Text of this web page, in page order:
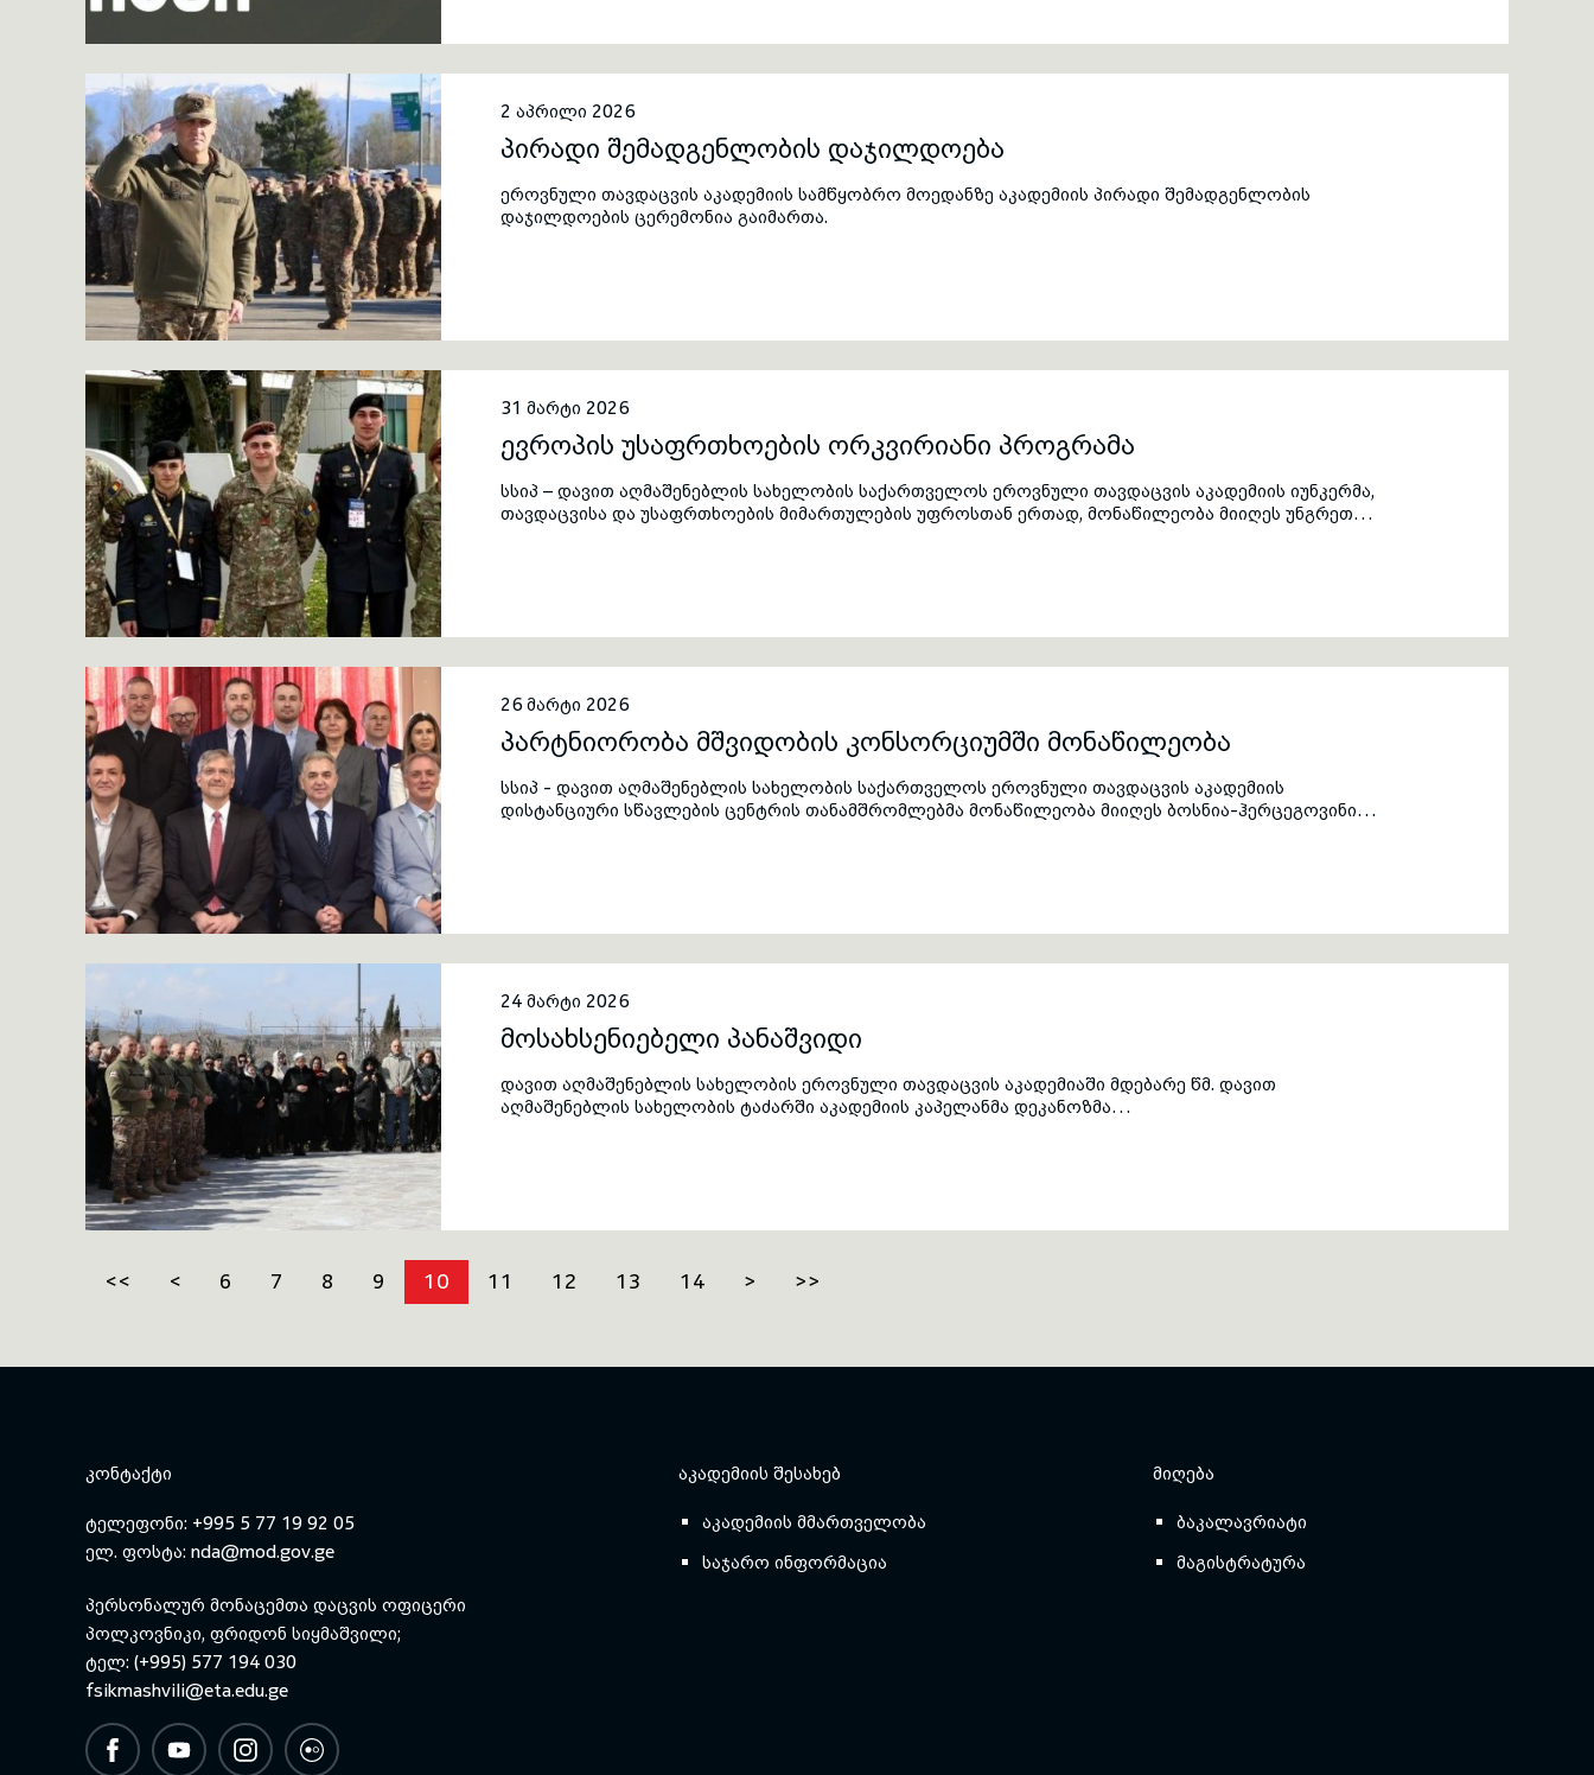
2 აპრილი 2026
პირადი შემადგენლობის დაჯილდოება
ეროვნული თავდაცვის აკადემიის სამწყობრო მოედანზე აკადემიის პირადი შემადგენლობის
დაჯილდოების ცერემონია გაიმართა.
31 მარტი 2026
ევროპის უსაფრთხოების ორკვირიანი პროგრამა
სსიპ – დავით აღმაშენებლის სახელობის საქართველოს ეროვნული თავდაცვის აკადემიის იუნკერმა,
თავდაცვისა და უსაფრთხოების მიმართულების უფროსთან ერთად, მონაწილეობა მიიღეს უნგრეთის
26 მარტი 2026
პარტნიორობა მშვიდობის კონსორციუმში მონაწილეობა
სსიპ - დავით აღმაშენებლის სახელობის საქართველოს ეროვნული თავდაცვის აკადემიის
დისტანციური სწავლების ცენტრის თანამშრომლებმა მონაწილეობა მიიღეს ბოსნია-ჰერცეგოვინის
24 მარტი 2026
მოსახსენიებელი პანაშვიდი
დავით აღმაშენებლის სახელობის ეროვნული თავდაცვის აკადემიაში მდებარე წმ. დავით
აღმაშენებლის სახელობის ტაძარში აკადემიის კაპელანმა დეკანოზმა
<< < 6 7 8 9 10 11 12 13 14 > >>
ᲙᲝᲜᲢᲐᲥᲢᲘ
ტელეფონი: +995 5 77 19 92 05
ელ. ფოსტა: nda@mod.gov.ge
პერსონალურ მონაცემთა დაცვის ოფიცერი
პოლკოვნიკი, ფრიდონ სიყმაშვილი;
ტელ: (+995) 577 194 030
fsikmashvili@eta.edu.ge
ᲐᲙᲐᲓᲔᲛᲘᲘᲡ ᲨᲔᲡᲐᲮᲔᲑ
აკადემიის მმართველობა
საჯარო ინფორმაცია
ᲛᲘᲦᲔᲑᲐ
ბაკალავრიატი
მაგისტრატურა